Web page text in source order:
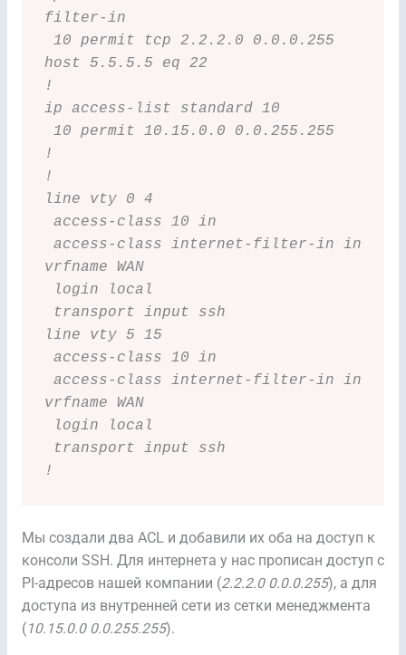
filter-in
host 5.5.5.5 eq 22
!
ip access-list standard 10
10 permit 10.15.0.0 0.0.255.255
!
!
line vty 0 4
access-class 10 in
vrfname WAN
login local
transport input ssh
line vty 5 15
access-class 10 in
vrfname WAN
login local
transport input ssh
!
Мы создали два ACL и добавили их оба на доступ к
консоли SSH. Для интернета у нас прописан доступ с
PI-адресов нашей компании (2.2.2.0 0.0.0.255), а для
доступа из внутренней сети из сетки менеджмента
( 10.15.0.0 0.0.255.255).